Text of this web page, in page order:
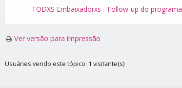
TODXS Embaixadorxs - Follow-up do programa
Ver versão para impressão
Usuáries vendo este tópico: 1 visitante(s)